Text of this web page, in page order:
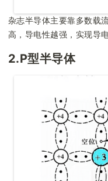
杂志半导体主要靠多数载
高，导电性越强，实现导
2.P型半导体